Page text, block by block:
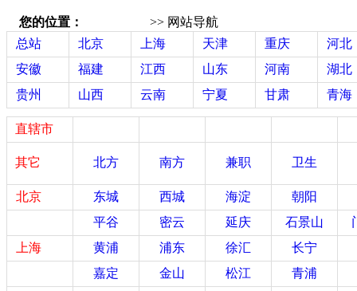
您的位置：
>> 网站导航
总站
北京 上海 天津 重庆
河北
安徽
福建 江西 山东 河南
湖北
贵州
山西 云南 宁夏 甘肃 青海
直辖市
其它 北方 南方 兼职 卫生
北京 东城 西城 海淀
朝阳
平谷
密云 延庆 石景山
上海
黄浦 浦东 徐汇
长宁
嘉定
金山 松江
青浦